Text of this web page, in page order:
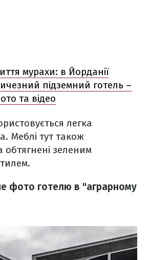
мурахи: в Йорданії
підземний готель –
та відео
легка
Меблі тут також
зеленим
фото готелю в "аграрному